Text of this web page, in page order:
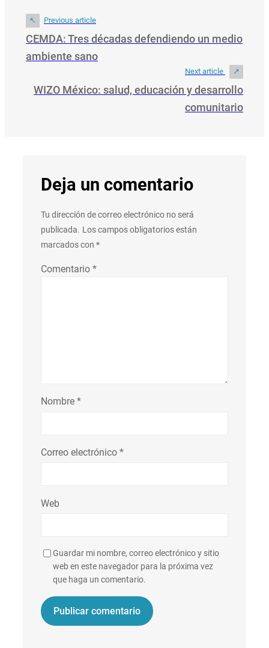
Previous article
CEMDA: Tres décadas defendiendo un medio
ambiente sano
Next article
WIZO México: salud, educación y desarrollo
comunitario
Deja un comentario
Tu dirección de correo electrónico no será
publicada. Los campos obligatorios están
marcados con *
Comentario *
Nombre *
Correo electrónico *
Web
Guardar mi nombre, correo electrónico y sitio
web en este navegador para la próxima vez
que haga un comentario.